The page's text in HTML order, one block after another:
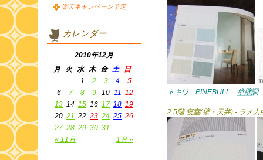
トキワ PINEBULL 塗壁調
2.5階 寝室(壁・天井) - ラメ入
楽天キャンペーン予定
カレンダー
2010年12月
月
火 水 木 金 土 日
« 11月 1月 »
1 2 3 4
5
6
7 8 9 10 11 12
13 14 15 16 17 18 19
20 21 22 23 24 25 26
27 28 29 30 31